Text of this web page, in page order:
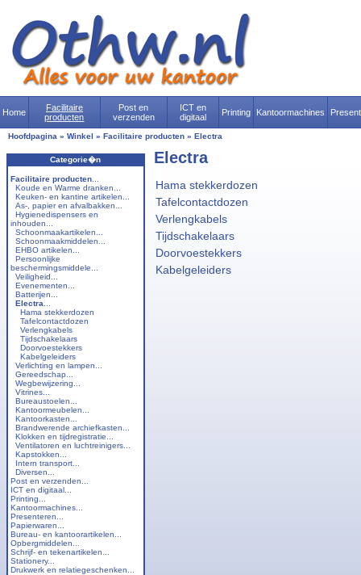
Home
Facilitaire
producten
Post en
verzenden
ICT en
digitaal
Printing Kantoormachines
Hoofdpagina » Winkel » Facilitaire producten » Electra
Categorie�n
Facilitaire producten
Koude en Warme dranken...
Keuken- en kantine artikelen...
As-, papier en afvalbakken...
Hygienedispensers en
inhouden...
Schoonmaakartikelen...
Schoonmaakmiddelen...
EHBO artikelen...
Persoonlijke
beschermingsmiddele...
Veiligheid...
Evenementen...
Batterijen...
Electra
Hama stekkerdozen
Tafelcontactdozen
Verlengkabels
Tijdschakelaars
Doorvoestekkers
Kabelgeleiders
Verlichting en lampen...
Gereedschap...
Wegbewijzering...
Vitrines...
Bureaustoelen...
Kantoormeubelen...
Kantoorkasten...
Brandwerende archiefkasten...
Klokken en tijdregistratie...
Ventilatoren en luchtreinigers...
Kapstokken...
Intern transport...
Diversen...
Post en verzenden...
ICT en digitaal...
Printing...
Kantoormachines...
Presenteren...
Papierwaren...
Bureau- en kantoorartikelen...
Opbergmiddelen...
Schrijf- en tekenartikelen...
Stationery...
Drukwerk en relatiegeschenken...
Electra
Hama stekkerdozen
Tafelcontactdozen
Verlengkabels
Tijdschakelaars
Doorvoestekkers
Kabelgeleiders